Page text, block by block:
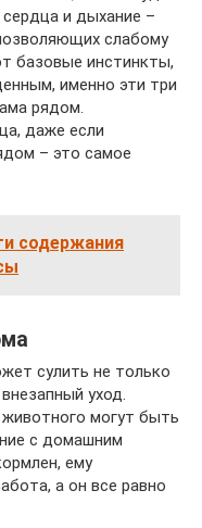
и дыхание –
слабому
базовые инстинкты,
именно эти три
рядом.
даже если
– это самое
содержания
сулить не только
уход.
могут быть
с домашним
ему
а он все равно